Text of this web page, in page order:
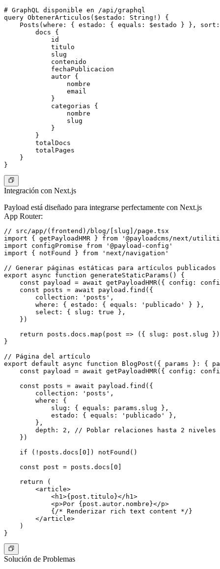
# GraphQL disponible en /api/graphql
query ObtenerArticulos($estado: String!) {
Posts(where: { estado: { equals: $estado } },
        docs {
            id
            titulo
            slug
            contenido
            fechaPublicacion
            autor {
                nombre
                email
            }
            categorias {
                nombre
                slug
            }
        }
        totalDocs
        totalPages
    }
Integración con Next.js
Payload está diseñado para integrarse perfectamente con Next.js
App Router:
// src/app/(frontend)/blog/[slug]/page.tsx
import { getPayloadHMR } from '@payloadcms/next/
import configPromise from '@payload-config'
import { notFound } from 'next/navigation'
// Generar páginas estáticas para artículos publicados
export async function generateStaticParams() {
const payload = await getPayloadHMR({ config:
    const posts = await payload.find({
        collection: 'posts',
        where: { estado: { equals: 'publicado' } },
        select: { slug: true },
    })
return posts.docs.map(post => ({ slug: post.slug
}
// Página del artículo
export default async function BlogPost({ params }:
const payload = await getPayloadHMR({ config:
    const posts = await payload.find({
        collection: 'posts',
        where: {
            slug: { equals: params.slug },
            estado: { equals: 'publicado' },
        },
        depth: 2, // Poblar relaciones hasta 2 niveles
    })
    if (!posts.docs[0]) notFound()
    const post = posts.docs[0]
    return (
        <article>
            <h1>{post.titulo}</h1>
            <p>Por {post.autor.nombre}</p>
            {/* Renderizar rich text content */}
        </article>
    )
Solución de Problemas